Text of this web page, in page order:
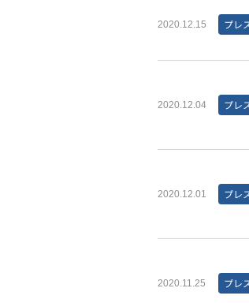
2020.12.15 プレ
2020.12.04 プレ
2020.12.01 プレ
2020.11.25 プレ